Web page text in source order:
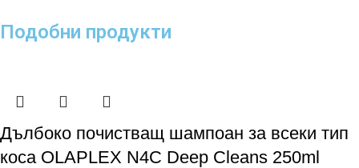
Подобни продукти
Дълбоко почистващ шампоан за всеки тип
коса OLAPLEX N4C Deep Cleans 250ml